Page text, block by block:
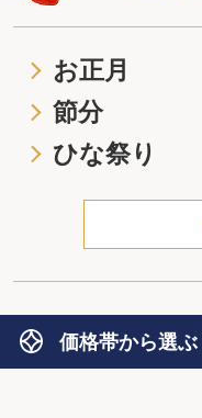
お正月
節分
ひな祭り
価格帯から選ぶ